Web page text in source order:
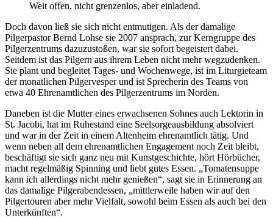
Weit offen, nicht grenzenlos, aber einladend.
Doch davon ließ sie sich nicht entmutigen. Als der damalige
Pilgerpastor Bernd Lohse sie 2007 ansprach, zur Kerngruppe des
Pilgerzentrums dazuzustoßen, war sie sofort begeistert dabei.
Seitdem ist das Pilgern aus ihrem Leben nicht mehr wegzudenken.
Sie plant und begleitet Tages- und Wochenwege, ist im Liturgieteam
der monatlichen Pilgervesper und ist Sprecherin des Teams von
etwa 40 Ehrenamtlichen des Pilgerzentrums im Norden.
Daneben ist die Mutter eines erwachsenen Sohnes auch Lektorin in
St. Jacobi, hat im Ruhestand eine Seelsorgeausbildung absolviert
und war in der Zeit in einem Altenheim ehrenamtlich tätig. Und
wenn neben all dem ehrenamtlichen Engagement noch Zeit bleibt,
beschäftigt sie sich ganz neu mit Kunstgeschichte, hört Hörbücher,
macht regelmäßig Spinning und liebt gutes Essen. „Tomatensuppe
kann ich allerdings nicht mehr genießen“, sagt sie in Erinnerung an
das damalige Pilgerabendessen, „mittlerweile haben wir auf den
Pilgertouren aber mehr Vielfalt, sowohl beim Essen als auch bei den
Unterkünften“.